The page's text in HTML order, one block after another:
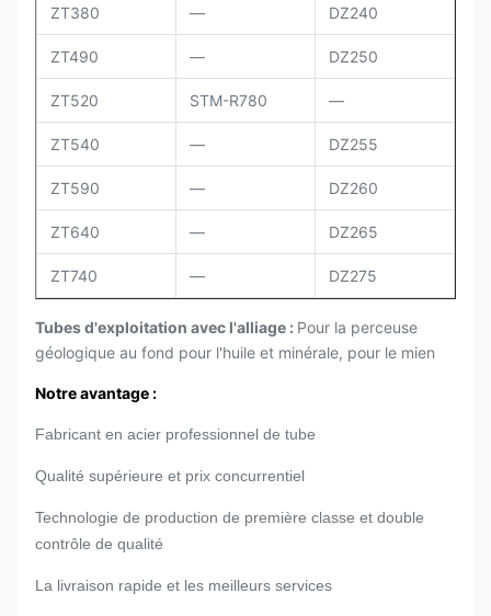
ZT380 — DZ240
ZT490 — DZ250
ZT520 STM-R780 —
ZT540 — DZ255
ZT590 — DZ260
ZT640 — DZ265
ZT740 — DZ275
Tubes d'exploitation avec l'alliage : Pour la perceuse
géologique au fond pour l'huile et minérale, pour le mien
Notre avantage :
Fabricant en acier professionnel de tube
Qualité supérieure et prix concurrentiel
Technologie de production de première classe et double
contrôle de qualité
La livraison rapide et les meilleurs services